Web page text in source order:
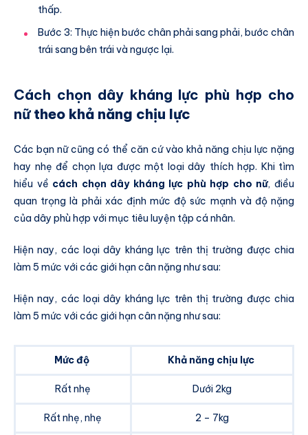
thấp.
Bước 3: Thực hiện bước chân phải sang phải, bước chân
trái sang bên trái và ngược lại.
Cách chọn dây kháng lực phù hợp cho
nữtheo khả năng chịu lực
Các bạn nữ cũng có thể căn cứ vào khả năng chịu lực nặng
hay nhẹ để chọn lựa được một loại dây thích hợp. Khi tìm
hiểu về cách chọn dây kháng lực phù hợp cho nữ, điều
quan trọng là phải xác định mức độ sức mạnh và độ nặng
của dây phù hợp với mục tiêu luyện tập cá nhân.
Hiện nay, các loại dây kháng lực trên thị trường được chia
làm 5 mức với các giới hạn cân nặng như sau:
Hiện nay, các loại dây kháng lực trên thị trường được chia
làm 5 mức với các giới hạn cân nặng như sau:
Mức độ Khả năng chịu lực
Rất nhẹ Dưới 2kg
Rất nhẹ, nhẹ 2 – 7kg